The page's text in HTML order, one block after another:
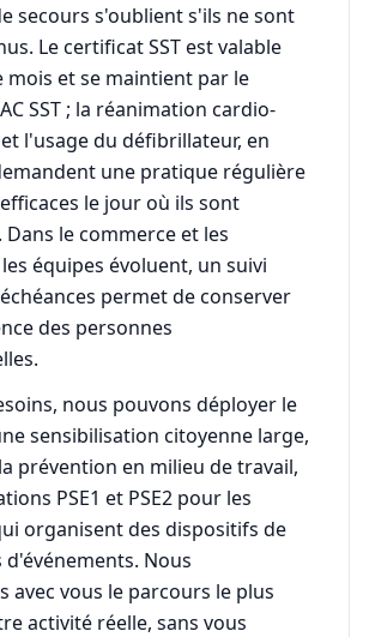
secours s'oublient s'ils ne sont
Le certificat SST est valable
et se maintient par le
SST ; la réanimation cardio-
l'usage du défibrillateur, en
une pratique régulière
le jour où ils sont
Dans le commerce et les
équipes évoluent, un suivi
permet de conserver
des personnes
nous pouvons déployer le
sensibilisation citoyenne large,
prévention en milieu de travail,
PSE1 et PSE2 pour les
organisent des dispositifs de
Nous
avec vous le parcours le plus
activité réelle, sans vous